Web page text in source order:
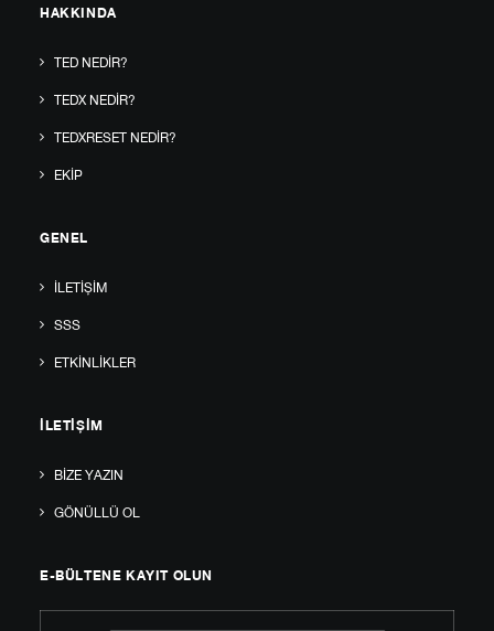
HAKKINDA
TED NEDIR?
TEDX NEDIR?
TEDXRESET NEDIR?
EKIP
GENEL
İLETIŞIM
SSS
ETKINLIKLER
İLETIŞIM
BIZE YAZIN
GÖNÜLLÜ OL
E-BÜLTENE KAYIT OLUN